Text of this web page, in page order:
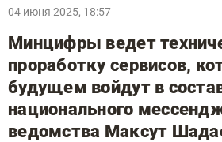
04 июня 2025, 18:57
Минцифры ведет
проработку сервисов,
будущем войдут в
национального
ведомства Максут